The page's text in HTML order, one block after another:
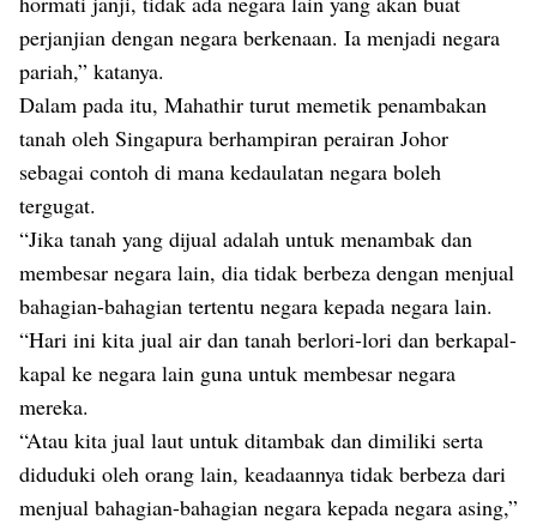
perjanjian dengan negara berkenaan. Ia menjadi negara
pariah,” katanya.
Dalam pada itu, Mahathir turut memetik penambakan
tanah oleh Singapura berhampiran perairan Johor
sebagai contoh di mana kedaulatan negara boleh
tergugat.
“Jika tanah yang dijual adalah untuk menambak dan
membesar negara lain, dia tidak berbeza dengan menjual
bahagian-bahagian tertentu negara kepada negara lain.
“Hari ini kita jual air dan tanah berlori-lori dan berkapal-
kapal ke negara lain guna untuk membesar negara
mereka.
“Atau kita jual laut untuk ditambak dan dimiliki serta
diduduki oleh orang lain, keadaannya tidak berbeza dari
menjual bahagian-bahagian negara kepada negara asing,”